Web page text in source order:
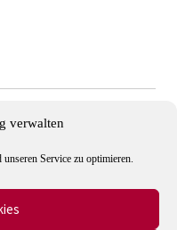
verwalten
Service zu optimieren.